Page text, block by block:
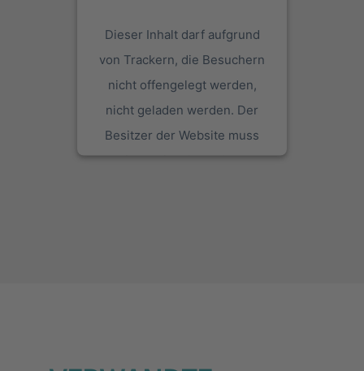
Dieser Inhalt darf aufgrund
von Trackern, die Besuchern
nicht offengelegt werden,
nicht geladen werden. Der
Besitzer der Website muss
diese mit seinem CMP